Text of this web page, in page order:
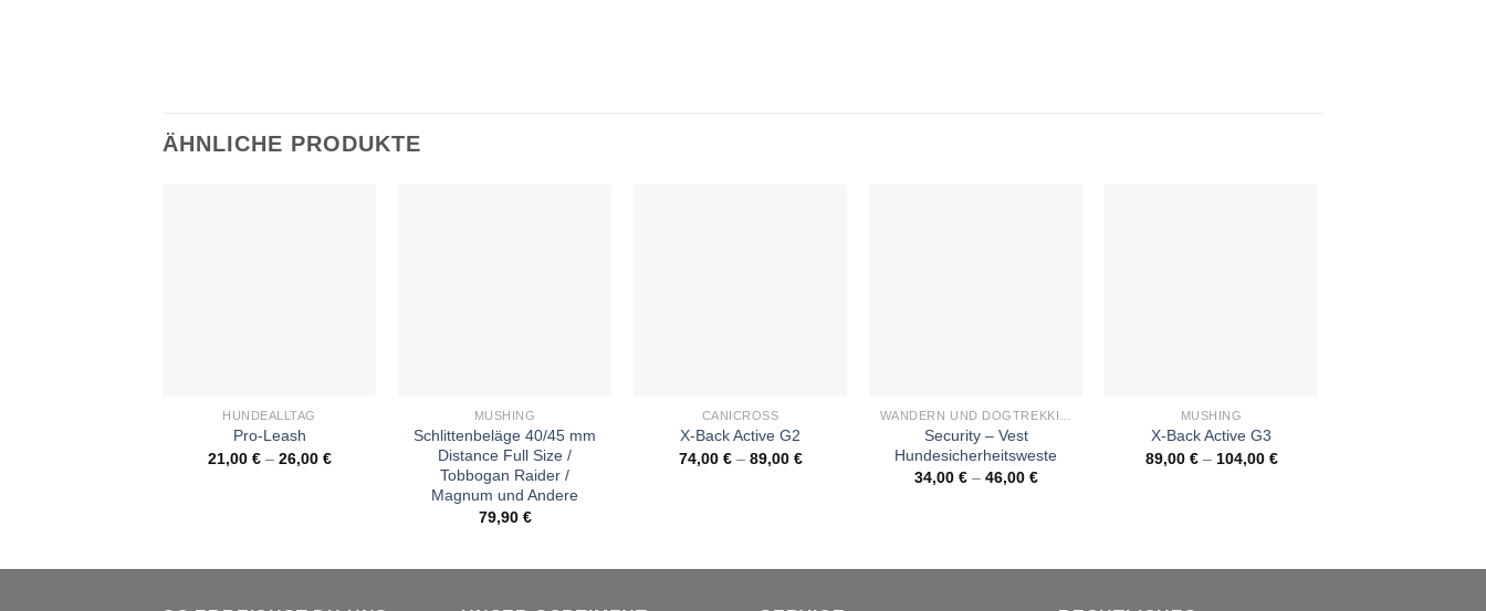
ÄHNLICHE PRODUKTE
HUNDEALLTAG
Pro-Leash
21,00 €– 26,00 €
MUSHING
Schlittenbeläge 40/45 mm
Distance Full Size /
Tobbogan Raider /
Magnum und Andere
79,90 €
CANICROSS
X-Back Active G2
74,00 €– 89,00 €
Security – Vest
Hundesicherheitsweste
34,00 €– 46,00 €
MUSHING
X-Back Active G3
89,00 €– 104,00 €